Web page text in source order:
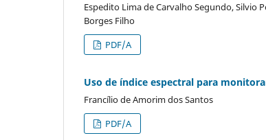
Espedito Lima de Carvalho Segundo, Silvio
Borges Filho
PDF/A
Uso de índice espectral para
Francílio de Amorim dos Santos
PDF/A